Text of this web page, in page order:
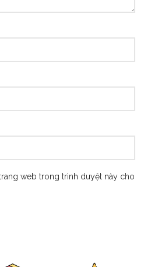
web trong trình duyệt này cho